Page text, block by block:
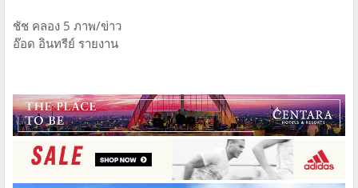
ชัช คลอง 5 ภาพ/ข่าว
อ๊อด อินทรีย์ รายงาน